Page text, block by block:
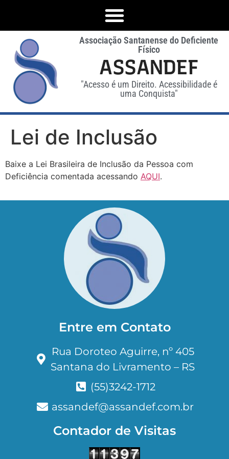
Associação Santanense do Deficiente
Físico
ASSANDEF
"Acesso é um Direito. Acessibilidade é
uma Conquista"
Lei de Inclusão
Baixe a Lei Brasileira de Inclusão da Pessoa com
Deficiência comentada acessando AQUI.
Entre em Contato
Rua Doroteo Aguirre, nº 405
Santana do Livramento – RS
(55)3242-1712
assandef@assandef.com.br
Contador de Visitas